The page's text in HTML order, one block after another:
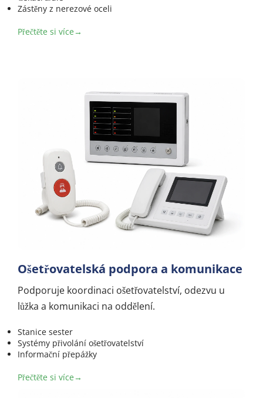
Zástěny z nerezové oceli
Přečtěte si více→
Ošetřovatelská podpora a komunikace
Podporuje koordinaci ošetřovatelství, odezvu u
lůžka a komunikaci na oddělení.
Stanice sester
Systémy přivolání ošetřovatelství
Informační přepážky
Přečtěte si více→